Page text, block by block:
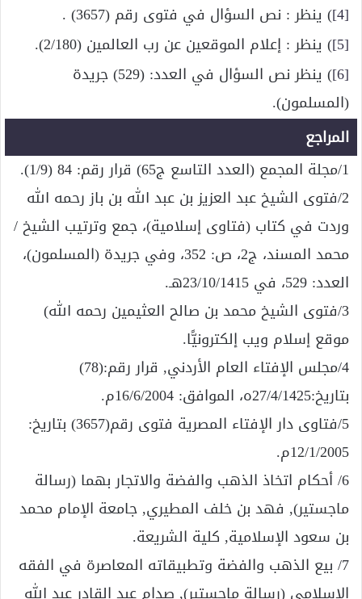
[4] ) ينظر : نص السؤال في فتوى رقم (3657) .
[5] ) ينظر : إعلام الموقعين عن رب العالمين (2/180).
[6]
) ينظر نص السؤال في العدد: (529) جريدة
(المسلمون).
المراجع
1/مجلة المجمع (العدد التاسع ج65) قرار رقم: 84 (1/9).
2/فتوى الشيخ عبد العزيز بن عبد الله بن باز رحمه الله
وردت في كتاب (فتاوى إسلامية)، جمع وترتيب الشيخ /
محمد المسند، ج2، ص: 352، وفي جريدة (المسلمون)،
العدد: 529، في 23/10/1415هـ.
3/فتوى الشيخ محمد بن صالح العثيمين رحمه الله)
موقع إسلام ويب إلكترونيًّا.
4/مجلس الإفتاء العام الأردني, قرار رقم:(78)
بتاريخ:27/4/1425ه، الموافق: 16/6/2004م.
5/فتاوى دار الإفتاء المصرية فتوى رقم(3657) بتاريخ:
12/1/2005م.
6/ أحكام اتخاذ الذهب والفضة والاتجار بهما (رسالة
ماجستير), فهد بن خلف المطيري, جامعة الإمام محمد
بن سعود الإسلامية, كلية الشريعة.
7/ بيع الذهب والفضة وتطبيقاته المعاصرة في الفقه